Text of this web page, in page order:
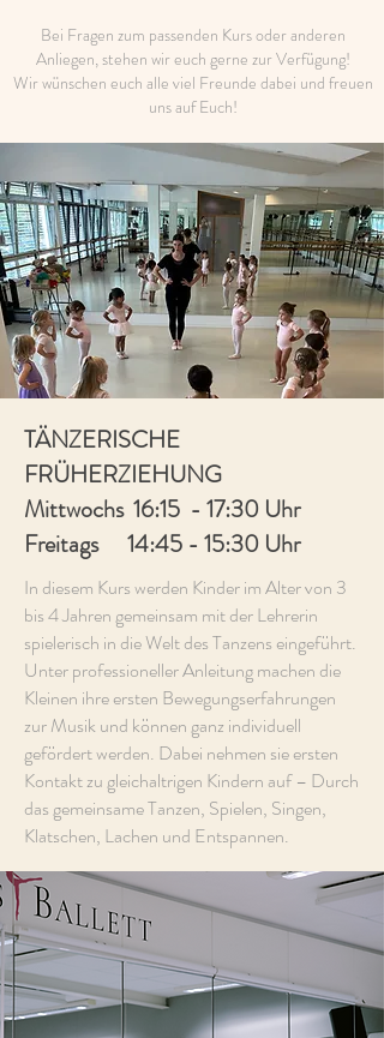
Bei Fragen zum passenden Kurs oder anderen
Anliegen, stehen wir euch gerne zur Verfügung!
Wir wünschen euch alle viel Freunde dabei und freuen
uns auf Euch!
TÄNZERISCHE
FRÜHERZIEHUNG
Mittwochs 16:15 - 17:30 Uhr
Freitags 14:45 - 15:30 Uhr
In diesem Kurs werden Kinder im Alter von 3
bis 4 Jahren gemeinsam mit der Lehrerin
spielerisch in die Welt des Tanzens eingeführt.
Unter professioneller Anleitung machen die
Kleinen ihre ersten Bewegungserfahrungen
zur Musik und können ganz individuell
gefördert werden. Dabei nehmen sie ersten
Kontakt zu gleichaltrigen Kindern auf – Durch
das gemeinsame Tanzen, Spielen, Singen,
Klatschen, Lachen und Entspannen.